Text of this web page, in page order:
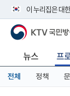
이 누리집은 대
공식 누리집 주소
니다.
이밖에 or.kr 또
서 도메인 주소
KTV 국민방송
뉴스 프
전체 정책